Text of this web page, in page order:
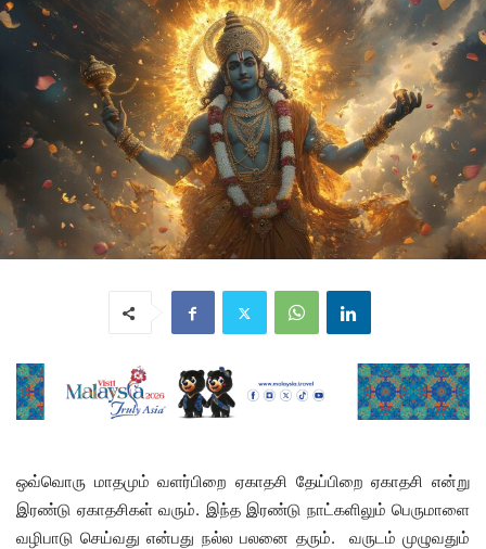
ஒவ்வொரு மாதமும் வளர்பிறை ஏகாதசி தேய்பிறை ஏகாதசி என்று
இரண்டு ஏகாதசிகள் வரும். இந்த இரண்டு நாட்களிலும் பெருமாளை
வழிபாடு செய்வது என்பது நல்ல பலனை தரும். வருடம் முழுவதும்